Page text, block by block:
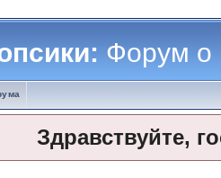
Форум о
Здравствуйте,